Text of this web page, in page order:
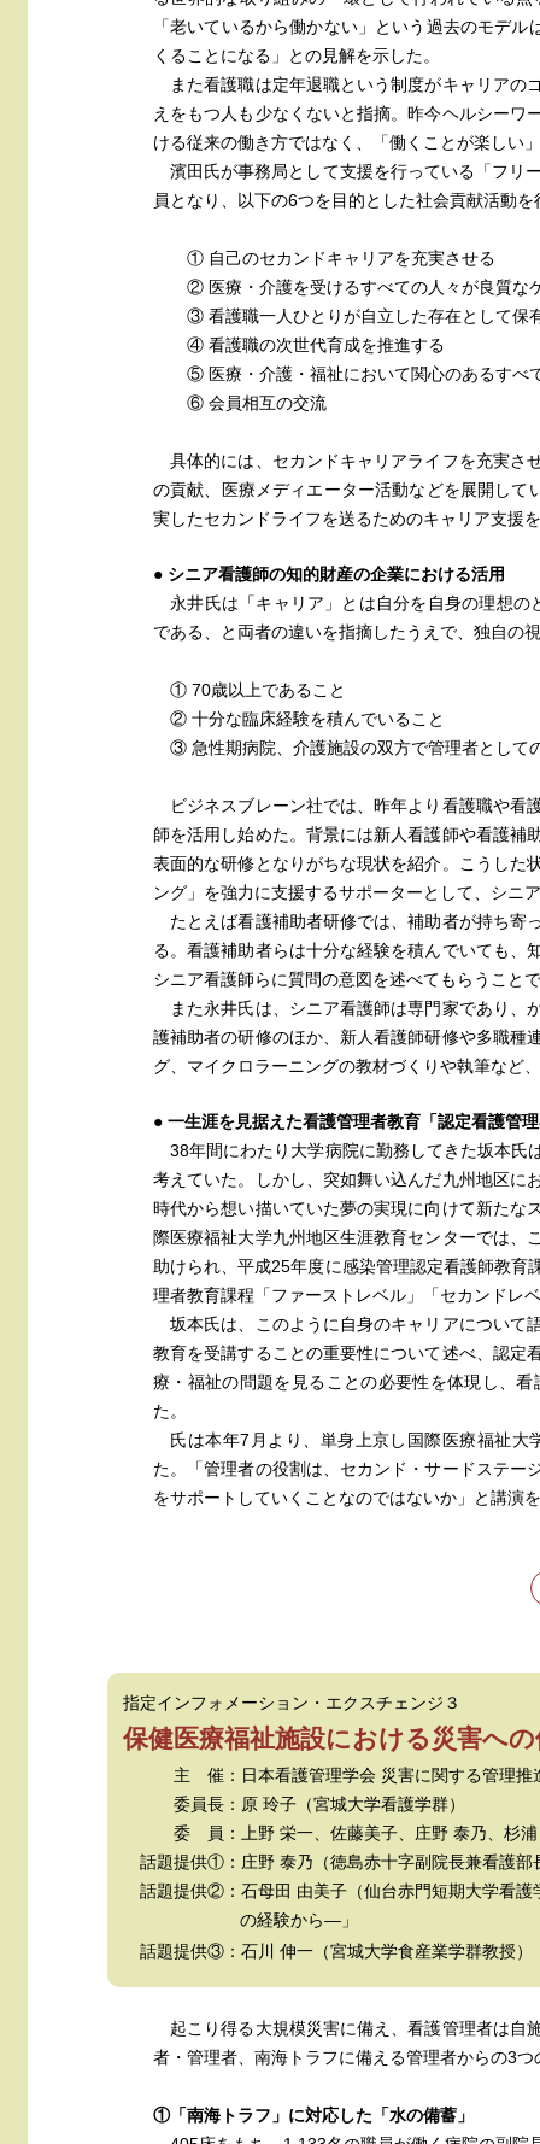
「老いているから働かない」という過去のモデ
くることになる」との見解を示した。
また看護職は定年退職という制度がキャリアの
えをもつ人も少なくないと指摘。昨今ヘルシー
ける従来の働き方ではなく、「働くことが楽しい
濱田氏が事務局として支援を行っている「フリ
員となり、以下の6つを目的とした社会貢献活動を
① 自己のセカンドキャリアを充実させる
② 医療・介護を受けるすべての人々が良質な
③ 看護職一人ひとりが自立した存在として保
④ 看護職の次世代育成を推進する
⑤ 医療・介護・福祉において関心のあるすべ
⑥ 会員相互の交流
具体的には、セカンドキャリアライフを充実さ
の貢献、医療メディエーター活動などを展開して
実したセカンドライフを送るためのキャリア支援
● シニア看護師の知的財産の企業における活用
永井氏は「キャリア」とは自分を自身の理想の
である、と両者の違いを指摘したうえで、独自の
① 70歳以上であること
② 十分な臨床経験を積んでいること
③ 急性期病院、介護施設の双方で管理者として
ビジネスブレーン社では、昨年より看護職や看
師を活用し始めた。背景には新人看護師や看護補
表面的な研修となりがちな現状を紹介。こうした
ング」を強力に支援するサポーターとして、シニ
たとえば看護補助者研修では、補助者が持ち寄
る。看護補助者らは十分な経験を積んでいても、
シニア看護師らに質問の意図を述べてもらうこと
また永井氏は、シニア看護師は専門家であり、
護補助者の研修のほか、新人看護師研修や多職種
グ、マイクロラーニングの教材づくりや執筆など
● 一生涯を見据えた看護管理者教育「認定看護管
38年間にわたり大学病院に勤務してきた坂本氏
考えていた。しかし、突如舞い込んだ九州地区に
時代から想い描いていた夢の実現に向けて新たな
際医療福祉大学九州地区生涯教育センターでは、
助けられ、平成25年度に感染管理認定看護師教
理者教育課程「ファーストレベル」「セカンドレ
坂本氏は、このように自身のキャリアについて
教育を受講することの重要性について述べ、認定
療・福祉の問題を見ることの必要性を体現し、
た。
氏は本年7月より、単身上京し国際医療福祉大
た。「管理者の役割は、セカンド・サードステー
をサポートしていくことなのではないか」と講演
指定インフォメーション・エクスチェンジ３
保健医療福祉施設における災害へ
主 催：日本看護管理学会 災害に関する管理推
委員長：原 玲子（宮城大学看護学群）
委 員：上野 栄一、佐藤美子、庄野 泰乃、杉
話題提供①：庄野 泰乃（徳島赤十字副院長兼看護
話題提供②：石母田 由美子（仙台赤門短期大学看
の経験から―」
話題提供③：石川 伸一（宮城大学食産業学群教授）
起こり得る大規模災害に備え、看護管理者は自
者・管理者、南海トラフに備える管理者からの3
①「南海トラフ」に対応した「水の備蓄」